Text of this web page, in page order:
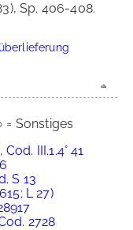
Sp. 406-408.
= Sonstiges
III.1.4° 41
S 13
L 27)
2728